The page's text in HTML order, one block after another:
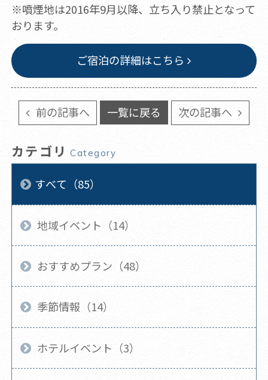
※噴煙地は2016年9月以降、立ち入り禁止となって
おります。
ご宿泊の詳細はこちら
前の記事へ 一覧に戻る 次の記事へ
カテゴリ Category
すべて（85）
地域イベント（14）
おすすめプラン（48）
季節情報（14）
ホテルイベント（3）